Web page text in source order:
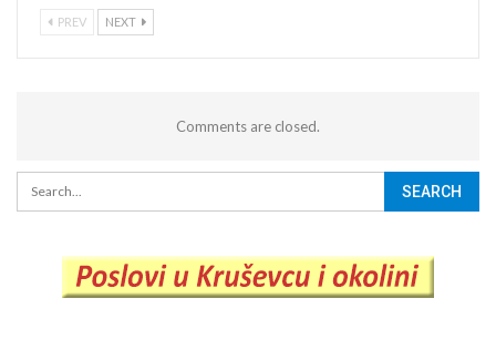
PREV NEXT
Comments are closed.